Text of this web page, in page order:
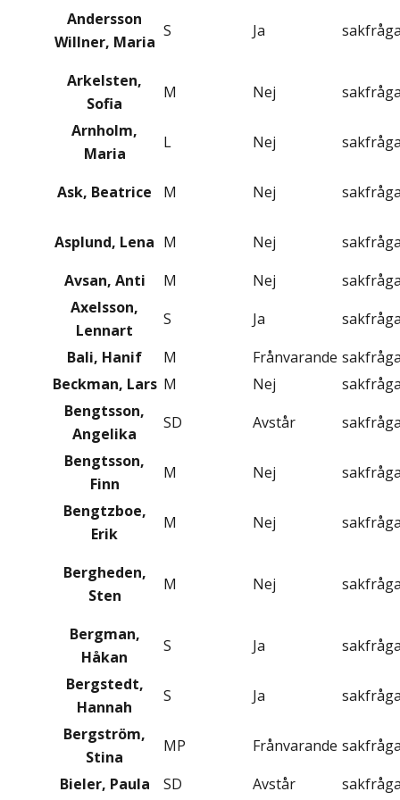
Andersson
Willner, Maria
S Ja
Arkelsten,
Sofia
M Nej
Arnholm,
Maria
L Nej
Ask, Beatrice M Nej
Asplund, Lena M Nej
Avsan, Anti
M Nej
Axelsson,
Lennart
S Ja
Bali, Hanif
M Frånvarande
Beckman, Lars M Nej
Bengtsson,
Angelika
SD Avstår
Bengtsson,
Finn
M Nej
Bengtzboe,
Erik
M Nej
Bergheden,
Sten
M Nej
Bergman,
Håkan
S Ja
Bergstedt,
Hannah
S Ja
Bergström,
Stina
MP Frånvarande
Bieler, Paula
SD Avstår